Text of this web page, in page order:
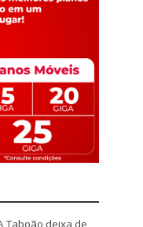
Taboão deixa de